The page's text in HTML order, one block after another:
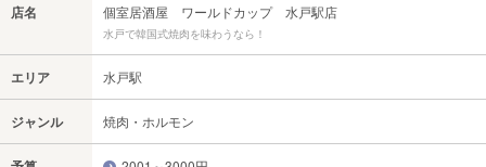
店名 個室居酒屋 ワールドカップ 水戸駅店
水戸で韓国式焼肉を味わうなら！
エリア 水戸駅
ジャンル 焼肉・ホルモン